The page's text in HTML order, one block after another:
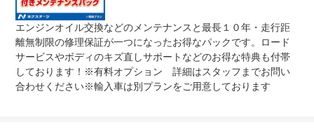
法定整備
について
１．契約後～納車までに法定点検を実施致します。 ２．
支払総額に整備代金を含んでおります。 ３．点検記録簿
が発行されます。
エンジンオイル交換などのメンテナンスと最長１０年・走行距
離無制限の修理保証が一つになったお得なパックです。ロード
サービスやボディのキズ直しサポートなどのお得な特典も付帯
しております！※有料オプション 詳細はスタッフまでお問い
合わせください※輸入車は別プランをご用意しております